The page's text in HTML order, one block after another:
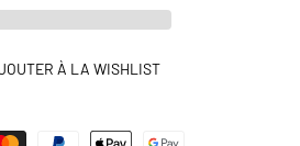
À LA WISHLIST